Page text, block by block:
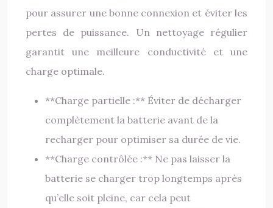
pour assurer une bonne connexion et éviter les
pertes de puissance. Un nettoyage régulier
garantit une meilleure conductivité et une
charge optimale.
**Charge partielle :** Éviter de décharger
complètement la batterie avant de la
recharger pour optimiser sa durée de vie.
**Charge contrôlée :** Ne pas laisser la
batterie se charger trop longtemps après
qu’elle soit pleine, car cela peut